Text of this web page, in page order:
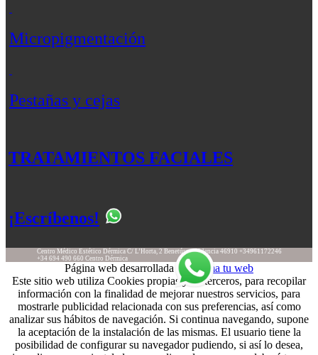
Micropigmentación
Pestañas y cejas
TRATAMIENTOS FACIALES
¡Escríbenos!
Centro Médico Estético Dérmica C/ L’Horta, 2 Benetússer Valencia 46910 +34961172246
+34 694 490 660 Centro Dérmica
Página web desarrollada por Suma tu web
Este sitio web utiliza Cookies propias y de terceros, para recopilar
información con la finalidad de mejorar nuestros servicios, para
mostrarle publicidad relacionada con sus preferencias, así como
analizar sus hábitos de navegación. Si continua navegando, supone
la aceptación de la instalación de las mismas. El usuario tiene la
posibilidad de configurar su navegador pudiendo, si así lo desea,